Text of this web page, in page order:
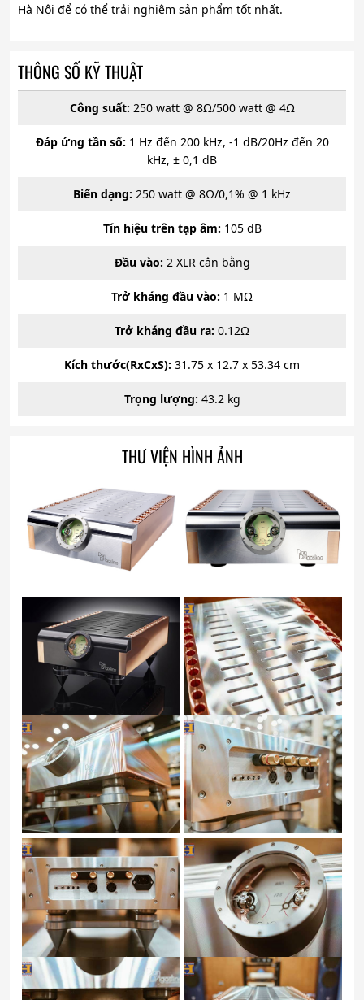
Hà Nội để có thể trải nghiệm sản phẩm tốt nhất.
THÔNG SỐ KỸ THUẬT
Công suất: 250 watt @ 8Ω/500 watt @ 4Ω
Đáp ứng tần số: 1 Hz đến 200 kHz, -1 dB/20Hz đến 20
kHz, ± 0,1 dB
Biến dạng: 250 watt @ 8Ω/0,1% @ 1 kHz
Tín hiệu trên tạp âm: 105 dB
Đầu vào: 2 XLR cân bằng
Trở kháng đầu vào: 1 MΩ
Trở kháng đầu ra: 0.12Ω
Kích thước(RxCxS): 31.75 x 12.7 x 53.34 cm
Trọng lượng: 43.2 kg
THƯ VIỆN HÌNH ẢNH